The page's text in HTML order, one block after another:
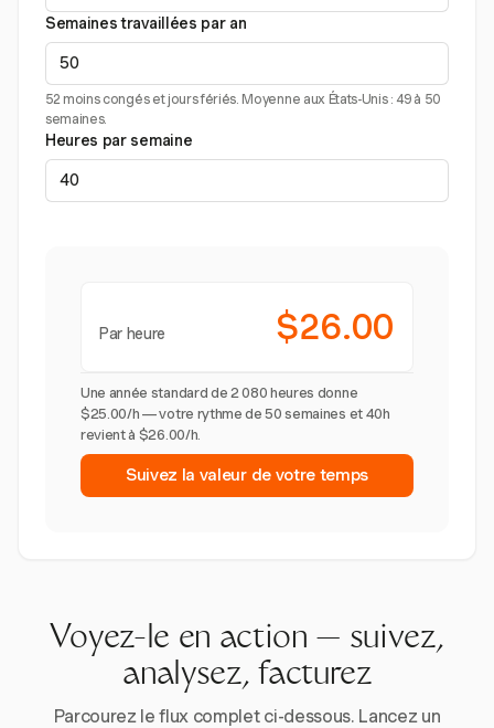
Semaines travaillées par an
52 moins congés et jours fériés. Moyenne aux États-Unis : 49 à 50
semaines.
Heures par semaine
Par heure $26.00
Une année standard de 2 080 heures donne
$25.00/h — votre rythme de 50 semaines et 40h
revient à $26.00/h.
Suivez la valeur de votre temps
Voyez-le en action — suivez,
analysez, facturez
Parcourez le flux complet ci-dessous. Lancez un